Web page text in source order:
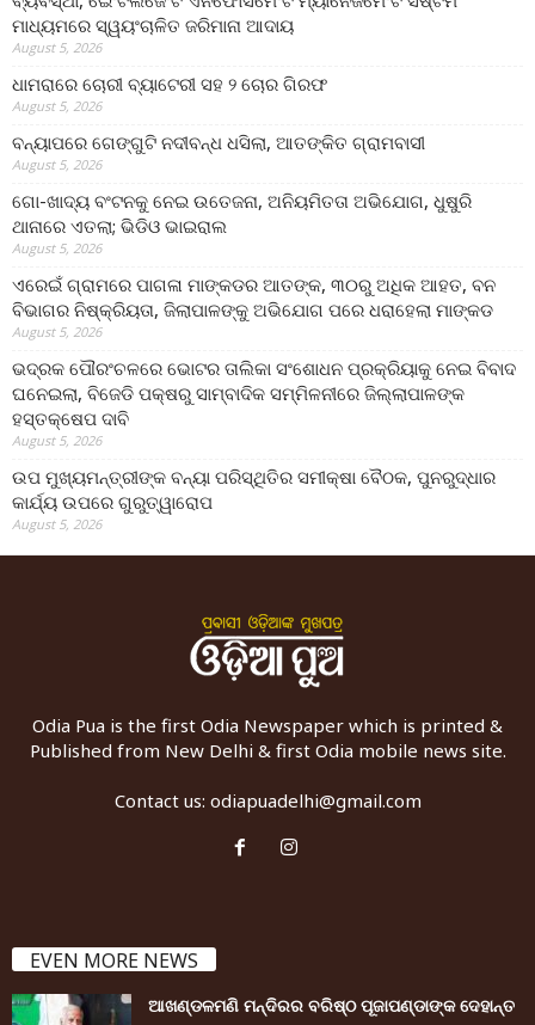
ମାଧ୍ୟମରେ ସ୍ୱୟଂଚାଳିତ ଜରିମାନା ଆଦାୟ
August 5, 2026
ଧାମରାରେ ଚୋରୀ ବ୍ୟାଟେରୀ ସହ ୨ ଚୋର ଗିରଫ
August 5, 2026
ବନ୍ୟାପରେ ଗେଙ୍ଗୁଟି ନଦୀବନ୍ଧ ଧସିଲା, ଆତଙ୍କିତ ଗ୍ରାମବାସୀ
August 5, 2026
ଗୋ-ଖାଦ୍ୟ ବଂଟନକୁ ନେଇ ଉତେଜନା, ଅନିୟମିତତା ଅଭିଯୋଗ, ଧୁଷୁରି
ଥାନାରେ ଏତଲା; ଭିଡିଓ ଭାଇରାଲ
August 5, 2026
ଏରେଇଁ ଗ୍ରାମରେ ପାଗଳା ମାଙ୍କଡର ଆତଙ୍କ, ୩୦ରୁ ଅଧିକ ଆହତ, ବନ
ବିଭାଗର ନିଷ୍କ୍ରିୟତା, ଜିଲାପାଳଙ୍କୁ ଅଭିଯୋଗ ପରେ ଧରାହେଲା ମାଙ୍କଡ
August 5, 2026
ଭଦ୍ରକ ପୌରଂଚଳରେ ଭୋଟର ତାଲିକା ସଂଶୋଧନ ପ୍ରକ୍ରିୟାକୁ ନେଇ ବିବାଦ
ଘନେଇଲା, ବିଜେଡି ପକ୍ଷରୁ ସାମ୍ବାଦିକ ସମ୍ମିଳନୀରେ ଜିଲ୍ଲାପାଳଙ୍କ
ହସ୍ତକ୍ଷେପ ଦାବି
August 5, 2026
ଉପ ମୁଖ୍ୟମନ୍ତ୍ରୀଙ୍କ ବନ୍ୟା ପରିସ୍ଥିତିର ସମୀକ୍ଷା ବୈଠକ, ପୁନରୁଦ୍ଧାର
କାର୍ଯ୍ୟ ଉପରେ ଗୁରୁତ୍ୱାରୋପ
August 5, 2026
Odia Pua is the first Odia Newspaper which is printed &
Published from New Delhi & first Odia mobile news site.
Contact us: odiapuadelhi@gmail.com
EVEN MORE NEWS
ଆଖଣ୍ଡଳମଣି ମନ୍ଦିରର ବରିଷ୍ଠ ପୂଜାପଣ୍ଡାଙ୍କ ଦେହାନ୍ତ